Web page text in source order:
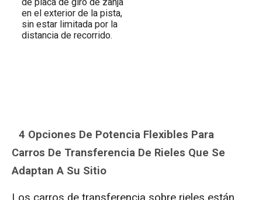
en el exterior de la pista,
sin estar limitada por la
distancia de recorrido.
4 Opciones De Potencia Flexibles Para
Carros De Transferencia De Rieles Que Se
Adaptan A Su Sitio